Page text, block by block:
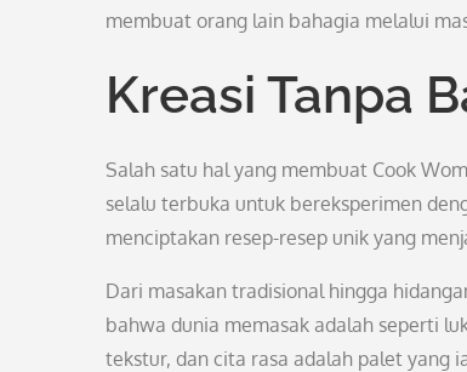
membuat orang lain bahagia melalui
Kreasi Tanpa
Salah satu hal yang membuat Cook
selalu terbuka untuk bereksperimen
menciptakan resep-resep unik yang
Dari masakan tradisional hingga
bahwa dunia memasak adalah seperti
tekstur, dan cita rasa adalah palet yang